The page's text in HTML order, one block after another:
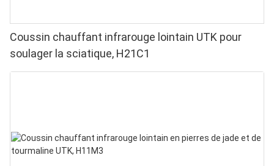
Coussin chauffant infrarouge lointain UTK pour
soulager la sciatique, H21C1